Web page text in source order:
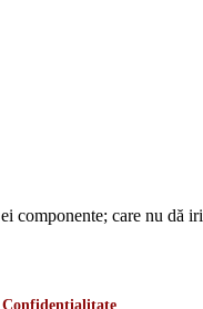
componente; care nu dă